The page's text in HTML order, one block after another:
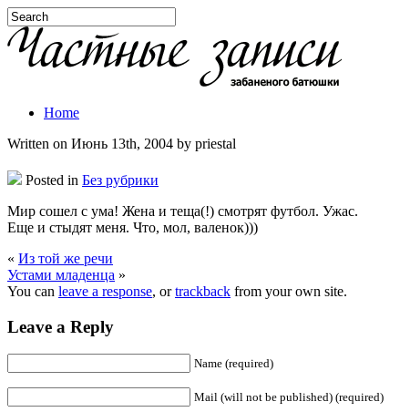
Home
Written on Июнь 13th, 2004 by priestal
Posted in Без рубрики
Мир сошел с ума! Жена и теща(!) смотрят футбол. Ужас.
Еще и стыдят меня. Что, мол, валенок)))
« Из той же речи
Устами младенца »
You can leave a response, ortrackback from your own site.
Leave a Reply
Name (required)
Mail (will not be published) (required)